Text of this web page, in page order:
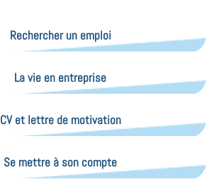
Rechercher un emploi
La vie en entreprise
CV et lettre de motivation
Se mettre à son compte